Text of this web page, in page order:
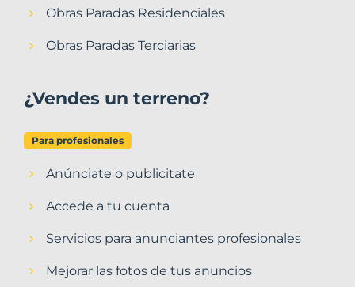
Obras Paradas Residenciales
Obras Paradas Terciarias
¿Vendes un terreno?
Para profesionales
Anúnciate o publicitate
Accede a tu cuenta
Servicios para anunciantes profesionales
Mejorar las fotos de tus anuncios